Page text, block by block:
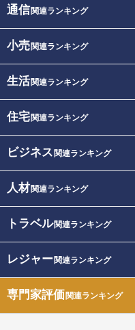
通信関連ランキング
小売関連ランキング
生活関連ランキング
住宅関連ランキング
ビジネス 関連ランキング
人材関連ランキング
トラベル関連ランキング
レジャー関連ランキング
専門家評価関連ランキング